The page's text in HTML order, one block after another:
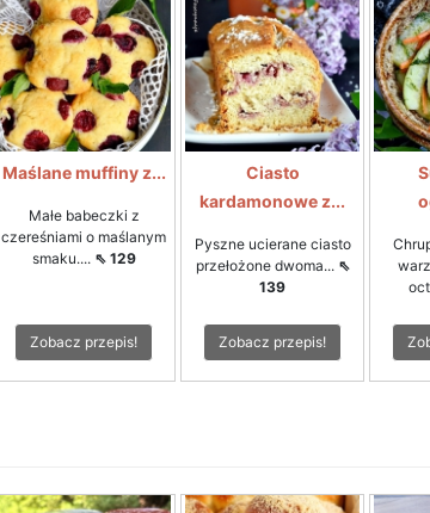
Maślane muffiny z...
Małe babeczki z
czereśniami o maślanym
smaku.... ⇖ 129
Zobacz przepis!
Ciasto
kardamonowe z...
Pyszne ucierane ciasto
przełożone dwoma... ⇖
139
Zobacz przepis!